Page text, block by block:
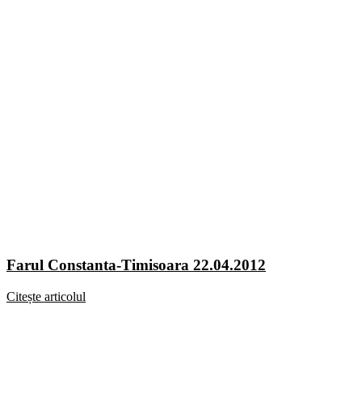
Farul Constanta-Timisoara 22.04.2012
Citește articolul